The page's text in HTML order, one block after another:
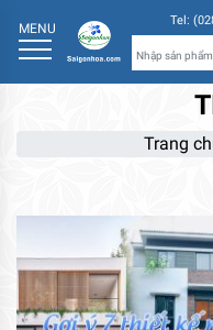
MENU Tel:
Trang